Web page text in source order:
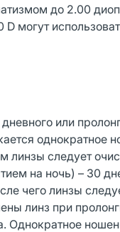
до 2.00
могут
или
однократное
линзы следует
на ночь) – 30
чего линзы
линз при
Однократное